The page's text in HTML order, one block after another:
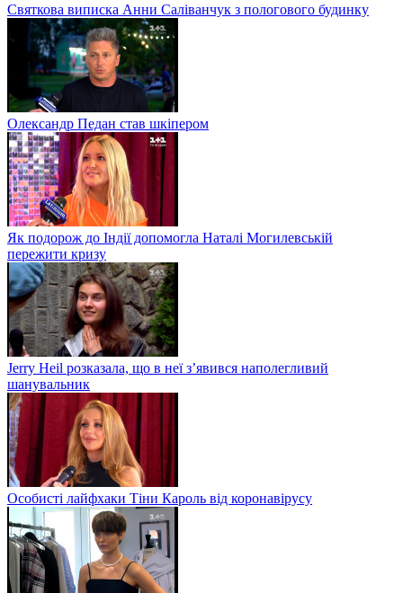
Святкова виписка Анни Саліванчук з пологового будинку
Олександр Педан став шкіпером
Як подорож до Індії допомогла Наталі Могилевській
пережити кризу
Jerry Heil розказала, що в неї з’явився наполегливий
шанувальник
Особисті лайфхаки Тіни Кароль від коронавірусу